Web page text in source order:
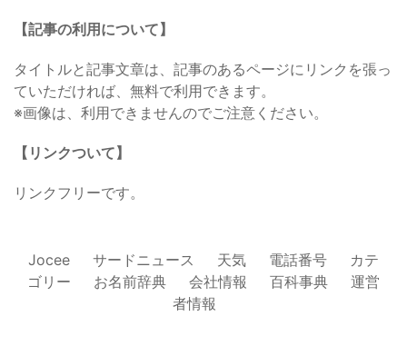
【記事の利用について】
タイトルと記事文章は、記事のあるページにリンクを張っ
ていただければ、無料で利用できます。
※画像は、利用できませんのでご注意ください。
【リンクついて】
リンクフリーです。
Jocee サードニュース 天気 電話番号
カテ
ゴリー
お名前辞典 会社情報 百科事典
運営
者情報